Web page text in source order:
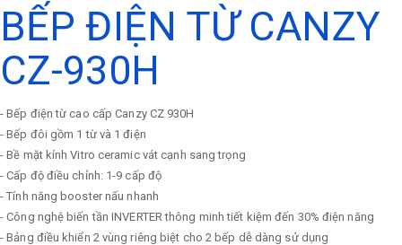
BẾP ĐIỆN TỪ CANZY
CZ-930H
- Bếp điện từ cao cấp Canzy CZ 930H
- Bếp đôi gồm 1 từ và 1 điện
- Bề mặt kính Vitro ceramic vát cạnh sang trọng
- Cấp độ điều chỉnh: 1-9 cấp độ
- Tính năng booster nấu nhanh
- Công nghệ biến tần INVERTER thông minh tiết kiệm đến 30% điện năng
- Bảng điều khiển 2 vùng riêng biệt cho 2 bếp dễ dàng sử dụng